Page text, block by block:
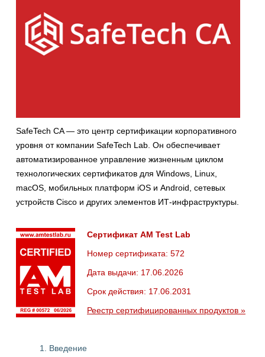
SafeTech CA — это центр сертификации корпоративного
уровня от компании SafeTech Lab. Он обеспечивает
автоматизированное управление жизненным циклом
технологических сертификатов для Windows, Linux,
macOS, мобильных платформ iOS и Android, сетевых
устройств Cisco и других элементов ИТ-инфраструктуры.
Сертификат AM Test Lab
Номер сертификата: 572
Дата выдачи: 17.06.2026
Срок действия: 17.06.2031
Реестр сертифицированных продуктов »
1. Введение